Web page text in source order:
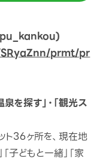
prmt/pr
を探す」・「観光ス
36ヶ所を、現在地
子どもと一緒」「家